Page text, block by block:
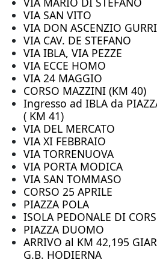
VIA SAN VITO
VIA DON ASCENZIO
VIA CAV. DE STEFANO
VIA IBLA, VIA PEZZE
VIA ECCE HOMO
VIA 24 MAGGIO
CORSO MAZZINI (KM 40)
Ingresso ad IBLA da
( KM 41)
VIA DEL MERCATO
VIA XI FEBBRAIO
VIA TORRENUOVA
VIA PORTA MODICA
VIA SAN TOMMASO
CORSO 25 APRILE
PIAZZA POLA
ISOLA PEDONALE DI
PIAZZA DUOMO
ARRIVO al KM 42,195
G.B. HODIERNA